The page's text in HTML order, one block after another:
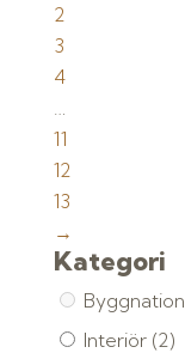
2
3
4
11
12
13
→
Kategori
Byggnation
Interiör (2)